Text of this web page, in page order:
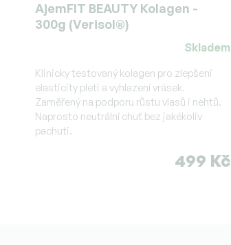
AjemFIT BEAUTY Kolagen -
300g (Verisol®)
hodnocení
produktu
je
5,0
z
Skladem
499 Kč
Klinicky testovaný kolagen pro zlepšení
elasticity pleti a vyhlazení vrásek.
Zaměřený na podporu růstu vlasů i nehtů.
Naprosto neutrální chuť bez jakékoliv
pachuti.